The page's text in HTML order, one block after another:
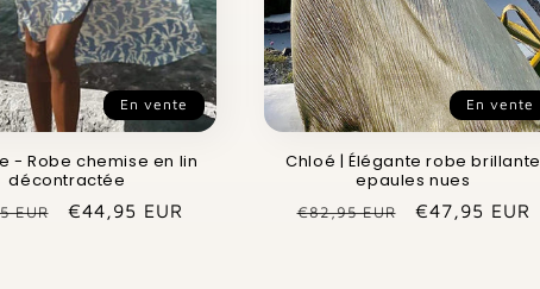
En vente
- Robe chemise en lin
décontractée
EUR
Prix
€44,95 EUR
En vente
Chloé | Élégante robe brillante
epaules nues
Prix
€82,95 EUR
Prix
€47,95 EUR